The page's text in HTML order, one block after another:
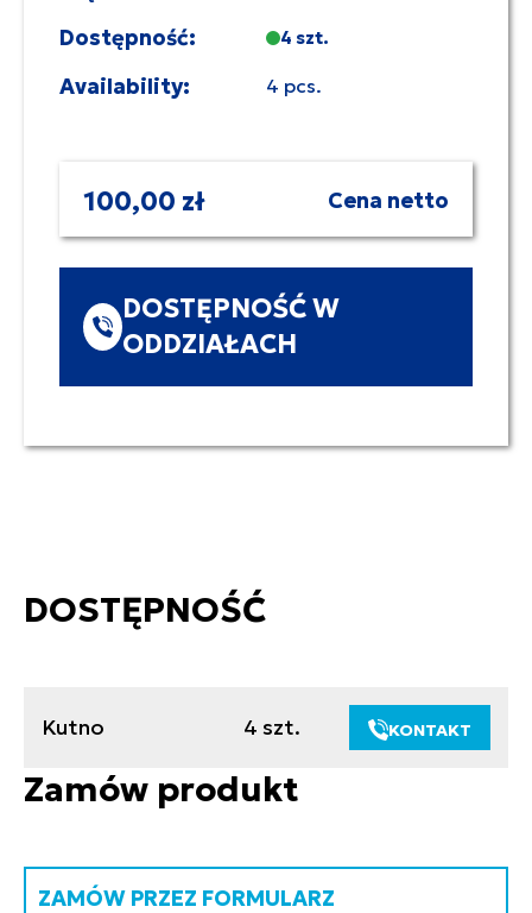
Dostępność: 4 szt.
Availability: 4 pcs.
100,00 zł Cena netto
DOSTĘPNOŚĆ W
ODDZIAŁACH
DOSTĘPNOŚĆ
Kutno 4 szt. KONTAKT
Zamów produkt
ZAMÓW PRZEZ FORMULARZ